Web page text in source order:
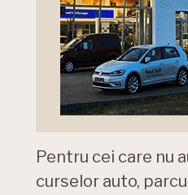
Pentru cei care nu
curselor auto,